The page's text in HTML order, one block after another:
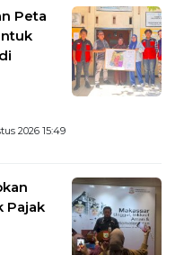
Peta
2026 15:49
Pajak